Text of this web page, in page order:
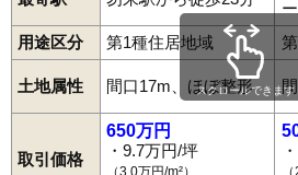
77 平下神谷 12万円
78 錦町 12万円
79 常磐下船尾町 12万円
鹿島町下矢田
81 平沼ノ内諏訪原
用途区分 第1種住居地域
土地属性 間口17m、ほぼ整形
取引価格
650万円
・9.7万円/坪
（3.0万円/m²）
スクロールできます
小川町下小川小川町高萩
小名浜
小名浜相子島小名浜愛宕上 小
小名浜岡小名小名浜金成小名浜上神
小名浜住吉
小名浜玉川町小名浜寺廻町小名浜中
小名浜野田小名浜花畑町
小名浜南君ケ塚町小名浜南富岡 小名
鹿島町上蔵持鹿島町久保 鹿島町米田
鹿島町下矢田鹿島町走熊